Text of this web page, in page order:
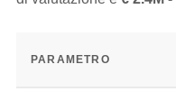
PARAMETRO